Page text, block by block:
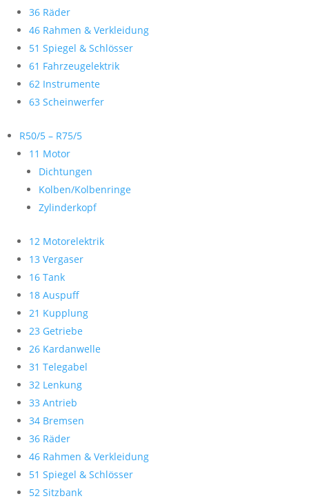
36 Räder
46 Rahmen & Verkleidung
51 Spiegel & Schlösser
61 Fahrzeugelektrik
62 Instrumente
63 Scheinwerfer
R50/5 – R75/5
11 Motor
Dichtungen
Kolben/Kolbenringe
Zylinderkopf
12 Motorelektrik
13 Vergaser
16 Tank
18 Auspuff
21 Kupplung
23 Getriebe
26 Kardanwelle
31 Telegabel
32 Lenkung
33 Antrieb
34 Bremsen
36 Räder
46 Rahmen & Verkleidung
51 Spiegel & Schlösser
52 Sitzbank